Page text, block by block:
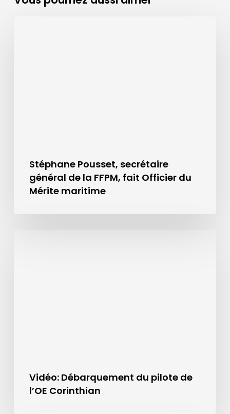
Stéphane Pousset, secrétaire
général de la FFPM, fait Officier du
Mérite maritime
Vidéo: Débarquement du pilote de
l’OE Corinthian